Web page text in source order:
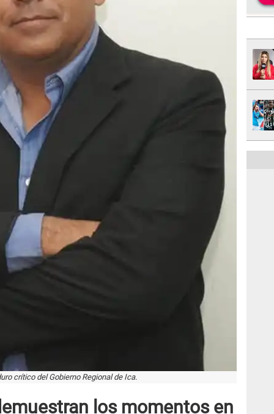
crítico del Gobierno Regional de Ica.
los momentos en